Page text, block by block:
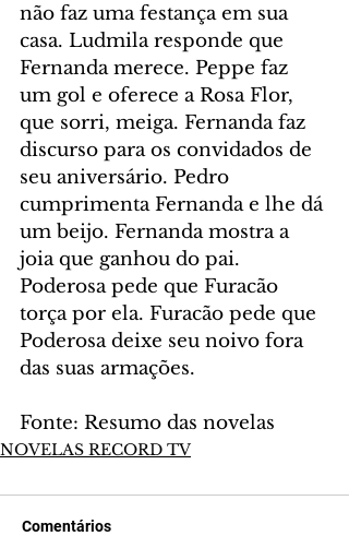
não faz uma festança em sua
casa. Ludmila responde que
Fernanda merece. Peppe faz
um gol e oferece a Rosa Flor,
que sorri, meiga. Fernanda faz
discurso para os convidados de
seu aniversário. Pedro
cumprimenta Fernanda e lhe dá
um beijo. Fernanda mostra a
joia que ganhou do pai.
Poderosa pede que Furacão
torça por ela. Furacão pede que
Poderosa deixe seu noivo fora
das suas armações.
Fonte: Resumo das novelas
NOVELAS RECORD TV
Comentários